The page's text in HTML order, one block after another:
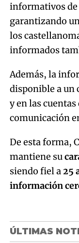
informativos de
garantizando
los
informados
Además, la
disponible a un
y en las
comunicación
De esta forma,
mantiene su
siendo fiel a25
información
ÚLTIMAS